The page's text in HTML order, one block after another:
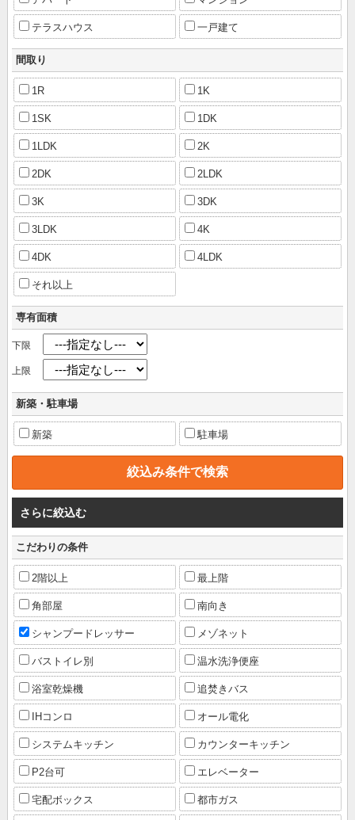
テラスハウス 一戸建て
間取り
1R 1K
1SK 1DK
1LDK 2K
2DK 2LDK
3K 3DK
3LDK 4K
4DK 4LDK
それ以上
専有面積
下限
上限
新築・駐車場
新築 駐車場
さらに絞込む
こだわりの条件
2階以上 最上階
角部屋 南向き
シャンプードレッサー メゾネット
バストイレ別 温水洗浄便座
浴室乾燥機 追焚きバス
IHコンロ オール電化
システムキッチン カウンターキッチン
P2台可 エレベーター
宅配ボックス 都市ガス